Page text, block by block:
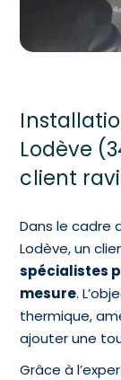
Lodève
client
Dans le cadre
Lodève, un
spécialistes
mesure.
thermique,
ajouter une
Grâce à